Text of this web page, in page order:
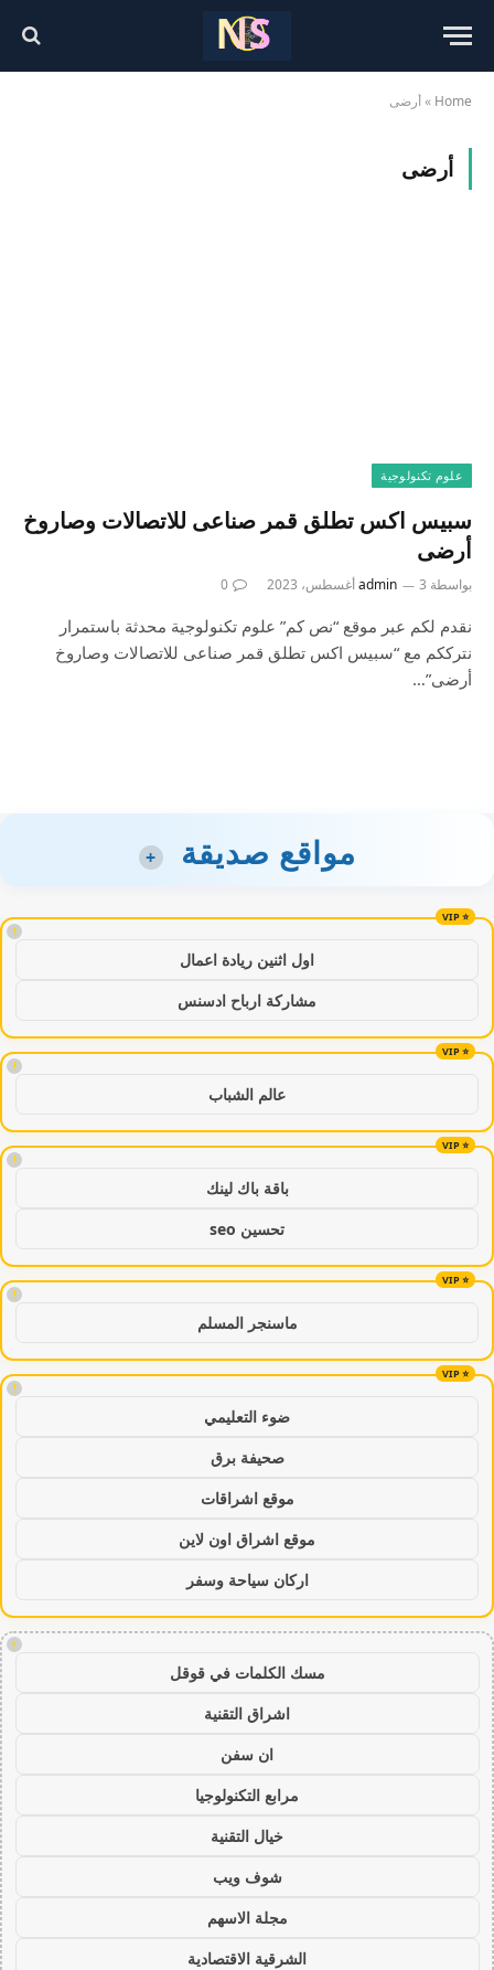
Home
»أرضى
أرضى
علوم تكنولوجية
سبيس اكس تطلق قمر صناعى للاتصالات وصاروخ
أرضى
بواسطة admin 3 أغسطس، 2023 0
نقدم لكم عبر موقع “نص كم” علوم تكنولوجية محدثة باستمرار
نترككم مع “سبيس اكس تطلق قمر صناعى للاتصالات وصاروخ
أرضى”…
مواقع صديقة +
!
اول اثنين ريادة اعمال
مشاركة ارباح ادسنس
!
عالم الشباب
!
باقة باك لينك
تحسين seo
!
ماسنجر المسلم
!
ضوء التعليمي
صحيفة برق
موقع اشراقات
موقع اشراق اون لاين
اركان سياحة وسفر
!
مسك الكلمات في قوقل
اشراق التقنية
ان سفن
مرابع التكنولوجيا
خيال التقنية
شوف ويب
مجلة الاسهم
الشرقية الاقتصادية